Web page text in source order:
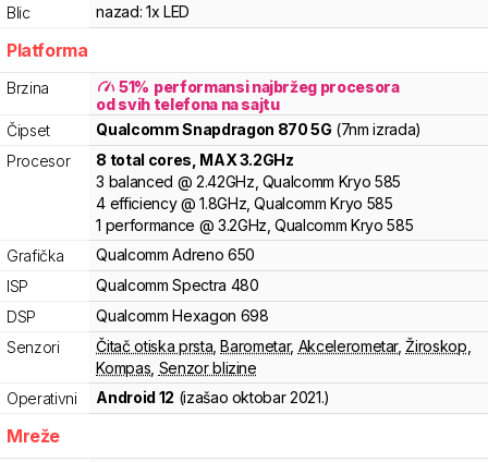
Blic
nazad: 1x LED
Platforma
Brzina 51% performansi najbržeg procesora
od svih telefona na sajtu
Čipset
QualcommSnapdragon 870 5G (7nm izrada)
Procesor
8 total cores , MAX3.2GHz
3 balanced @ 2.42GHz, Qualcomm Kryo 585
4 efficiency @ 1.8GHz,Qualcomm Kryo 585
1 performance @ 3.2GHz,Qualcomm Kryo 585
Grafička
Qualcomm Adreno 650
ISP
Qualcomm Spectra 480
DSP
Qualcomm Hexagon 698
Senzori
Čitač otiska prsta ,Barometar, Akcelerometar,Žiroskop
Kompas Senzor blizine
Operativni
Android 12 (izašao oktobar 2021.)
Mreže